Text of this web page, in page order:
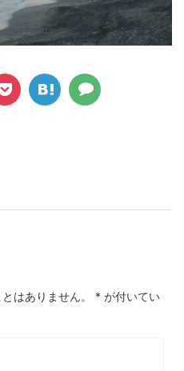
はありません。 * が付いてい